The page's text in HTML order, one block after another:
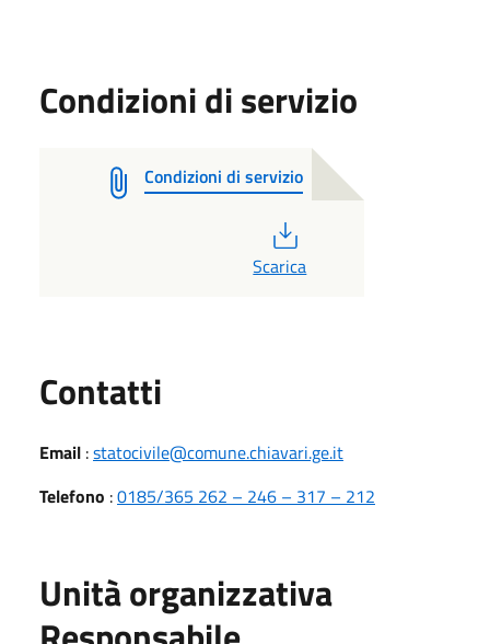
Condizioni di servizio
Condizioni di servizio
Scarica
Contatti
Email :statocivile@comune.chiavari.ge.it
Telefono :0185/365 262 – 246 – 317 – 212
Unità organizzativa